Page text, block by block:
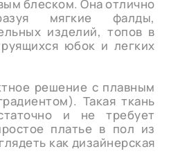
блеском. Она отлично
мягкие фалды,
изделий, топов в
юбок и легких
решение с плавным
Такая ткань
и не требует
платье в пол из
как дизайнерская